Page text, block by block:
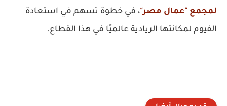
لمجمع "عمال مصر"، في خطوة تسهم في استعادة
الفيوم لمكانتها الريادية عالميًا في هذا القطاع.